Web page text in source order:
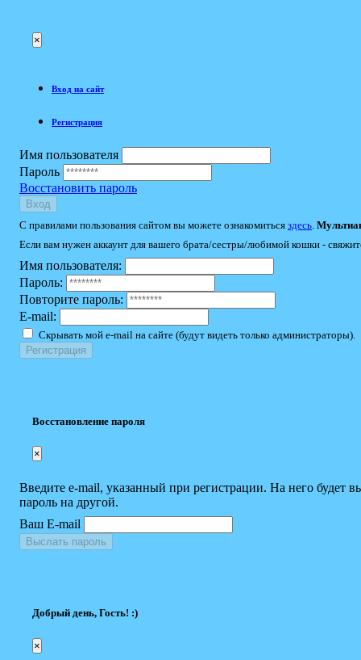
×
Вход на сайт
Регистрация
Имя пользователя
Пароль
Восстановить пароль
Вход
С правилами пользования сайтом вы можете ознакомиться здесь
Если вам нужен аккаунт для вашего брата/сестры/любимой кошки -
Имя пользователя:
Пароль:
Повторите пароль:
E-mail:
Скрывать мой e-mail на сайте (будут видеть только администраторы).
Восстановление пароля
×
Введите e-mail, указанный при регистрации. На него будет
пароль на другой.
Ваш E-mail
Выслать пароль
Добрый день, Гость! :)
×